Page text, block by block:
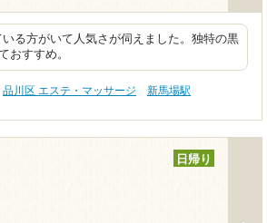
る方がいて人気さが伺えました。独特の黒
おすすめ。
品川区 エステ・マッサージ
新馬場駅
日帰り